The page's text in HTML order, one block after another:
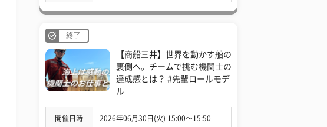
終了
【商船三井】世界を動かす船の
裏側へ。チームで挑む機関士の
達成感とは？ #先輩ロールモデ
ル
開催日時 2026年06月30日(火) 15:00〜15:50